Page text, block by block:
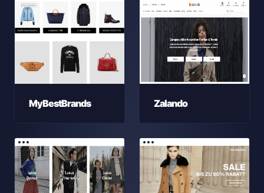
MyBestBrands Zalando